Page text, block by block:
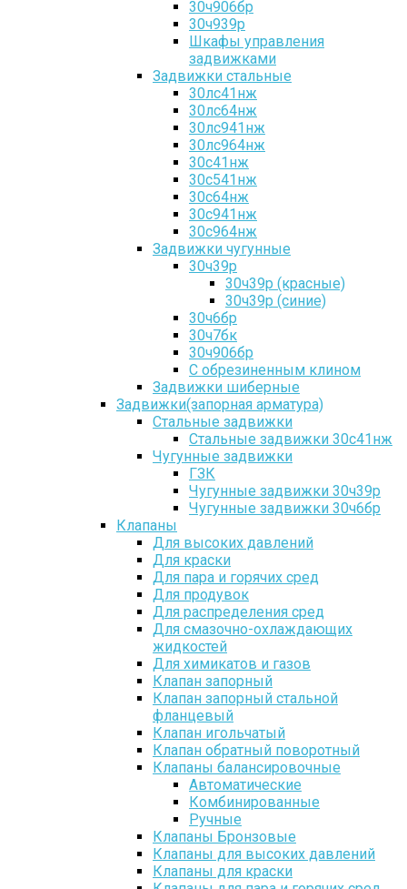
30ч906бр
30ч939р
Шкафы управления
задвижками
Задвижки стальные
30лс41нж
30лс64нж
30лс941нж
30лс964нж
30с41нж
30с541нж
30с64нж
30с941нж
30с964нж
Задвижки чугунные
30ч39р
30ч39р (красные)
30ч39р (синие)
30ч6бр
30ч7бк
30ч906бр
С обрезиненным клином
Задвижки шиберные
Задвижки(запорная арматура)
Стальные задвижки
Стальные задвижки 30с41нж
Чугунные задвижки
ГЗК
Чугунные задвижки 30ч39р
Чугунные задвижки 30ч6бр
Клапаны
Для высоких давлений
Для краски
Для пара и горячих сред
Для продувок
Для распределения сред
Для смазочно-охлаждающих
жидкостей
Для химикатов и газов
Клапан запорный
Клапан запорный стальной
фланцевый
Клапан игольчатый
Клапан обратный поворотный
Клапаны балансировочные
Автоматические
Комбинированные
Ручные
Клапаны Бронзовые
Клапаны для высоких давлений
Клапаны для краски